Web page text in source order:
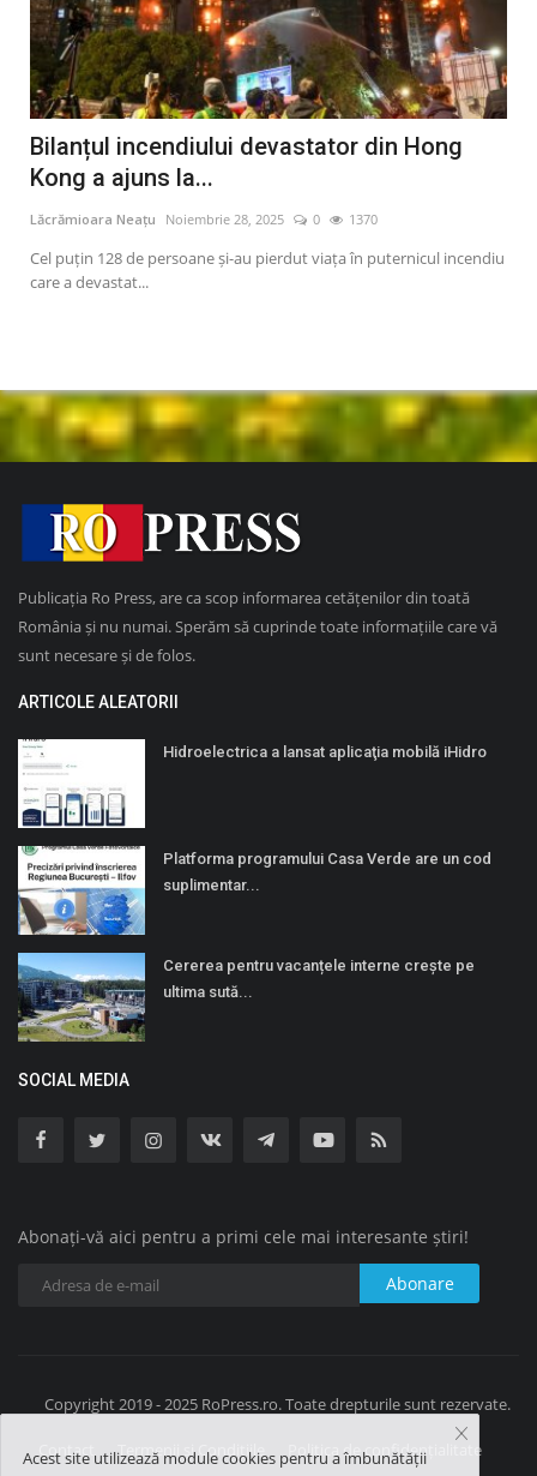
Bilanțul incendiului devastator din Hong
Kong a ajuns la...
Lăcrămioara Neațu Noiembrie 28, 2025 0 1370
Cel puțin 128 de persoane și-au pierdut viața în puternicul incendiu
care a devastat...
Publicația Ro Press, are ca scop informarea cetățenilor din toată
România și nu numai. Sperăm să cuprinde toate informațiile care vă
sunt necesare și de folos.
ARTICOLE ALEATORII
Hidroelectrica a lansat aplicaţia mobilă iHidro
Platforma programului Casa Verde are un cod
suplimentar...
Cererea pentru vacanțele interne crește pe
ultima sută...
SOCIAL MEDIA
Abonați-vă aici pentru a primi cele mai interesante știri!
Abonare
Copyright 2019 - 2025 RoPress.ro. Toate drepturile sunt rezervate.
Contact Termenii și Condițiile Politica de confidențialitate
Acest site utilizează module cookies pentru a îmbunătății